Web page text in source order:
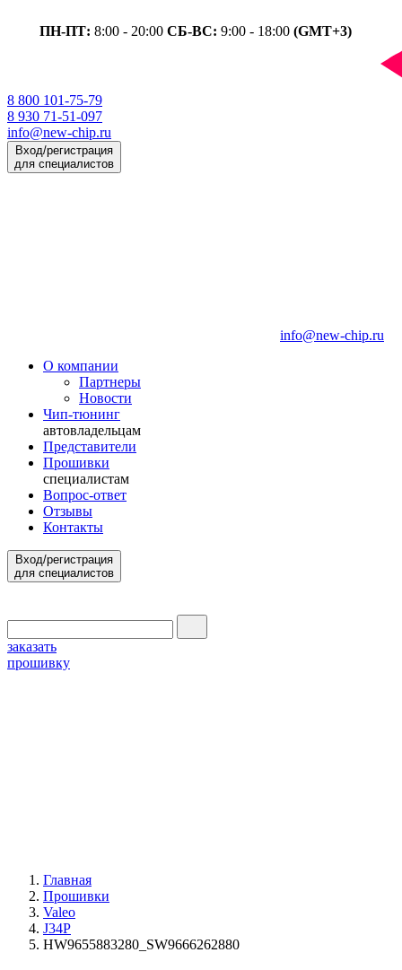
ПН-ПТ: 8:00 - 20:00 СБ-ВС: 9:00 - 18:00 (GMT+3)
8 800 101-75-79
8 930 71-51-097
info@new-chip.ru
Вход/регистрация
для специалистов
info@new-chip.ru
О компании
Партнеры
Новости
Чип-тюнинг
автовладельцам
Представители
Прошивки
специалистам
Вопрос-ответ
Отзывы
Контакты
Вход/регистрация
для специалистов
заказать
прошивку
Главная
Прошивки
Valeo
J34P
HW9655883280_SW9666262880